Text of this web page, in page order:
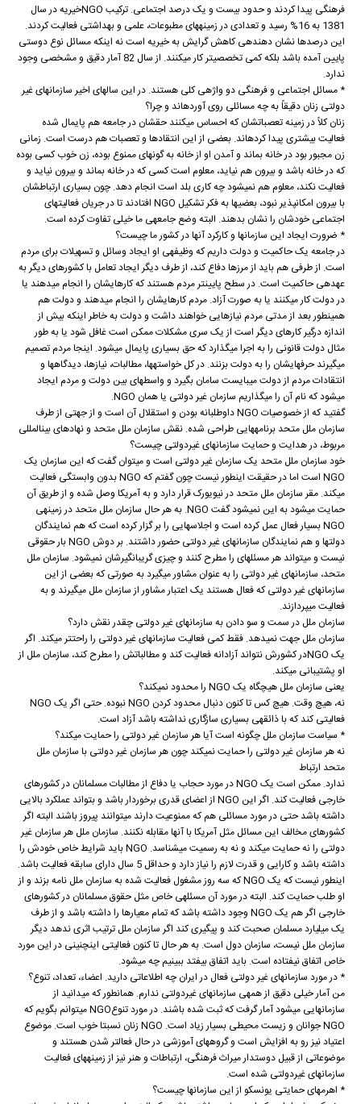
فرهنگی پیدا کردند و حدود بیست و یک درصد اجتماعی. ترکیب NGOخیریه در سال
1381 به 16% رسید و تعدادی در زمینه‏های مطبوعات، علمی و بهداشتی فعالیت کردند.
این درصدها نشان دهنده‏ی کاهش گرایش به خیریه است نه اینکه مسائل نوع دوستی
پایین آمده باشد بلکه کمی تخصصی‏تر کار می‏کنند. از سال 82 آمار دقیق و مشخصی وجود
ندارد.
* مسائل اجتماعی و فرهنگی دو واژه‏ی کلی هستند. در این سالهای اخیر سازمانهای غیر
دولتی زنان دقیقاً به چه مسائلی روی آورده‏اند و چرا؟
زنان کلاً در زمینه تعصباتشان که احساس می‏کنند حقشان در جامعه هم پایمال شده
فعالیت بیشتری پیدا کرده‏اند. بعضی از این انتقادها و تعصبات هم درست است. زمانی
زن مجبور بود در خانه بماند و آمدن او از خانه به گونه‏ای ممنوع بوده، زن خوب کسی بوده
که در خانه باشد و بیرون هم نیاید، معلوم است کسی که در خانه بماند و بیرون نیاید و
فعالیت نکند، معلوم هم نمی‏شود چه کاری بلد است انجام دهد. چون بسیاری ارتباطشان
با بیرون امکان‏پذیر نبود، بعضی‏ها به فکر تشکیل NGO افتادند تا در جریان فعالیتهای
اجتماعی خودشان را نشان بدهند. البته وضع جامعه‏ی ما خیلی تفاوت کرده است.
* ضرورت ایجاد این سازمان‏ها و کارکرد آنها در کشور ما چیست؟
در جامعه یک حاکمیت و دولت داریم که وظیفه‏ی او ایجاد وسائل و تسهیلات برای مردم
است. از طرفی هم باید از مرزها دفاع کند، از طرف دیگر ایجاد تعامل با کشورهای دیگر به
عهده‏ی حاکمیت است. در سطح پایین‏تر مردم هستند که کارهایشان را انجام می‏دهند یا
در دولت کار می‏کنند یا به صورت آزاد. مردم کارهایشان را انجام می‏دهند و دولت هم
همین‏طور بعد از مدتی مردم نیازهایی خواهند داشت و دولت به خاطر اینکه بیش از
اندازه درگیر کارهای دیگر است از یک سری مشکلات ممکن است غافل شود یا به طور
مثال دولت قانونی را به اجرا می‏گذارد که حق بسیاری پایمال می‏شود. اینجا مردم تصمیم
می‏گیرند حرفهایشان را به دولت بزنند. در کل خواسته‏ها، مطالبات، نیازها، دیدگاه‏ها و
انتقادات مردم از دولت می‏بایست سامان بگیرد و واسطه‏ای بین دولت و مردم ایجاد
می‏شود که نام آن را می‏گذاریم سازمان غیر دولتی یا همان NGO.
گفتید که از خصوصیات NGO داوطلبانه بودن و استقلال آن است و از جهتی از طرف
سازمان ملل متحد برنامه‏هایی طراحی شده. نقش سازمان ملل متحد و نهادهای بین‏المللی
مربوط، در هدایت و حمایت سازمان‏های غیردولتی چیست؟
خود سازمان ملل متحد یک سازمان غیر دولتی است و می‏توان گفت که این سازمان یک
NGO است اما در حقیقت اینطور نیست چون گفتم که NGO بدون وابستگی فعالیت
می‏کند. مقر سازمان ملل متحد در نیویورک قرار دارد و به آمریکا وصل شده و از طریق آن
حمایت می‏شود به این نمی‏شود گفت NGO. به هر حال سازمان ملل متحد در زمینه‏ی
NGO بسیار فعال عمل کرده است و اجلاسهایی را بر گزار کرده است که هم نمایندگان
دولتها و هم نمایندگان سازمانهای غیر دولتی حضور داشتند. بر دوش NGO بار حقوقی
نیست و می‏تواند هر مسئله‏ای را مطرح کنند و چیزی گریبانگیرشان نمی‏شود. سازمان ملل
متحد، سازمان‏های غیر دولتی را به عنوان مشاور می‏گیرد به صورتی که بعضی از این
سازمان‏های غیر دولتی که فعال هستند یک اعتبار مشاور از سازمان ملل می‏گیرند و به
فعالیت می‏پردازند.
سازمان ملل در سمت و سو دادن به سازمان‏های غیر دولتی چقدر نقش دارد؟
سازمان ملل جهت نمی‏دهد. فقط کمی فعالیت سازمان‏های غیر دولتی را راحت‏تر می‏کند. اگر
یک NGOدر کشورش نتواند آزادانه فعالیت کند و مطالباتش را مطرح کند، سازمان ملل از
او پشتیبانی می‏کند.
یعنی سازمان ملل هیچ‏گاه یک NGO را محدود نمی‏کند؟
نه، هیچ وقت. هیچ کس تا کنون دنبال محدود کردن NGO نبوده. حتی اگر یک NGO
فعالیتی کند که با ذائقه‏ی بسیاری سازگاری نداشته باشد آزاد است.
* سیاست سازمان ملل چگونه است آیا هر سازمان غیر دولتی را حمایت می‏کند؟
نه هر سازمان غیر دولتی را حمایت نمی‏کند چون هر سازمان غیر دولتی با سازمان ملل
متحد ارتباط
ندارد. ممکن است یک NGO در مورد حجاب یا دفاع از مطالبات مسلمانان در کشورهای
خارجی فعالیت کند. اگر این NGO از اعضای قدری برخوردار باشد و بتواند عملکرد بالایی
داشته باشد حتی در مورد مسائلی هم که ممنوعیت دارند می‏توانند پیروز باشند البته اگر
کشورهای مخالف این مسائل مثل آمریکا با آنها مقابله نکنند. سازمان ملل هر سازمان غیر
دولتی را نه حمایت می‏کند و نه به رسمیت می‏شناسد. NGO باید شرایط خاص خودش را
داشته باشد و کارایی و قدرت لازم را نیاز دارد و حداقل 5 سال دارای سابقه فعالیت باشد.
اینطور نیست که یک NGO که سه روز مشغول فعالیت شده به سازمان ملل نامه بزند و از
او طلب حمایت کند. البته در مورد آن مسئله‏ی خاص مثل حقوق مسلمانان در کشورهای
خارجی اگر هم یک NGO وجود داشته باشد که تمام معیارها را داشته باشد و از طرف
یک میلیارد مسلمان صحبت کند و پیگیری کند اگر سازمان ملل ترتیب اثری ندهد دیگر
سازمان ملل نیست، سازمان دول است. به هر حال تا کنون فعالیتی این‏چنینی در این مورد
خاص اتفاق نیفتاده است. باید اتفاق بیفتد ببینیم چه می‏شود.
* در مورد سازمان‏های غیر دولتی فعال در ایران چه اطلاعاتی دارید. اعضاء، تعداد، تنوع؟
من آمار خیلی دقیق از همه‏ی سازمان‏های غیردولتی ندارم. همانطور که می‏دانید از
سازمان‏هایی می‏شود آمار گرفت که ثبت شده باشند. در مورد تنوع‏NGO می‏توانم بگویم که
NGO جوانان و زیست محیطی بسیار زیاد است. NGO زنان نسبتا خوب است. موضوع
اعتیاد نیز رو به افزایش است و گروه‏های آموزشی در حال فعال‏تر شدن هستند و
موضوعاتی از قبیل دوستدار میراث فرهنگی، ارتباطات و هنر نیز از زمینه‏های فعالیت
سازمان‏های غیردولتی شده است.
* اهرم‏های حمایتی یونسکو از این سازمان‏ها چیست؟